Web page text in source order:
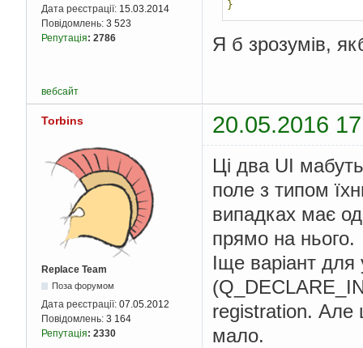
Дата реєстрації: 15.03.2014
Повідомлень: 3 523
Репутація: 2786
}
Я б зрозумів,
вебсайт
Torbins 20.05.2016
Replace Team
Поза форумом
Дата реєстрації: 07.05.2012
Повідомлень: 3 164
Репутація: 2330
Ці два UI
поле з типом
випадках має
прямо на нього.
Іще варіант для
registration. Але
мало.